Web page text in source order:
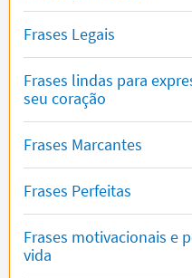
Frases Legais
Frases lindas para
seu coração
Frases Marcantes
Frases Perfeitas
Frases motivacionais e
vida